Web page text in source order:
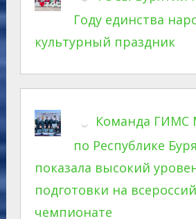
Году единства
культурный праздник
Команда ГИМС
по Республике
показала высокий
подготовки на
чемпионате